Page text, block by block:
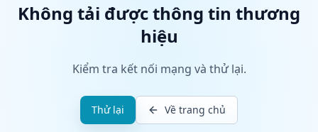
Không tải được thông tin thương
hiệu
Kiểm tra kết nối mạng và thử lại.
Thử lại Về trang chủ